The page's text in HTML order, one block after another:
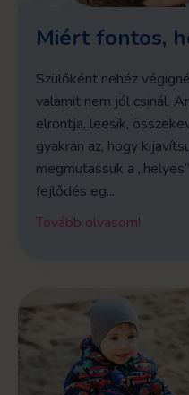
Miért fontos,
Szülőként nehéz
valamit nem jól csinál.
elrontja, leesik,
gyakran az, hogy
megmutassuk a
fejlődés eg...
Tovább olvasom!